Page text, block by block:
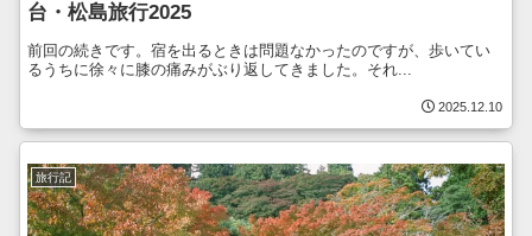
台・松島旅行2025
前回の続きです。宿を出るときは問題なかったのですが、歩いてい
るうちに徐々に膝の痛みがぶり返してきました。それ...
2025.12.10
旅行記